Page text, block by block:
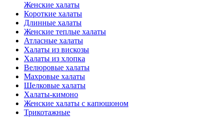
Женские халаты
Короткие халаты
Длинные халаты
Женские теплые халаты
Атласные халаты
Халаты из вискозы
Халаты из хлопка
Велюровые халаты
Махровые халаты
Шелковые халаты
Халаты-кимоно
Женские халаты с капюшоном
Трикотажные